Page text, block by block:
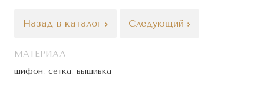
Назад в каталог Следующий
МАТЕРИАЛ
шифон, сетка, вышивка